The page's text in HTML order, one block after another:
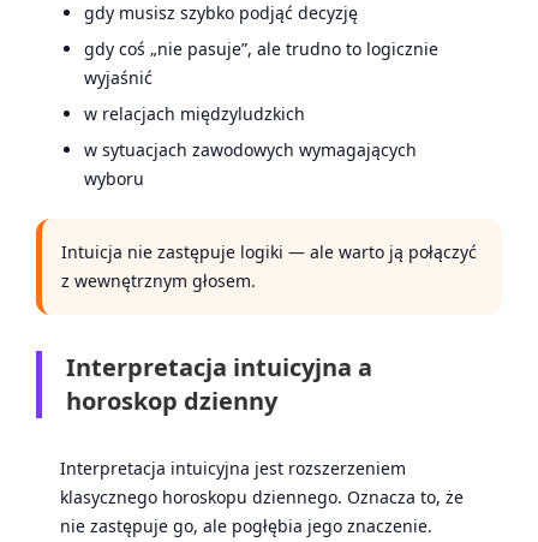
gdy musisz szybko podjąć decyzję
gdy coś „nie pasuje”, ale trudno to logicznie
wyjaśnić
w relacjach międzyludzkich
w sytuacjach zawodowych wymagających
wyboru
Intuicja nie zastępuje logiki — ale warto ją połączyć
z wewnętrznym głosem.
Interpretacja intuicyjna a
horoskop dzienny
Interpretacja intuicyjna jest rozszerzeniem
klasycznego horoskopu dziennego. Oznacza to, że
nie zastępuje go, ale pogłębia jego znaczenie.